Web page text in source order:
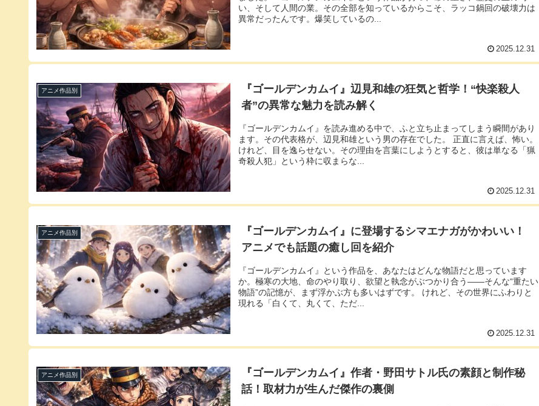
い、そして人間の業。その全部を知っているからこそ、ラッコ鍋回の破壊力は
異常だったんです。爆笑しているの...
2025.12.31
アニメ作品別
『ゴールデンカムイ』辺見和雄の狂気と哲学！“快楽殺人
者”の異常な魅力を読み解く
『ゴールデンカムイ』を読み進める中で、ふと立ち止まってしまう瞬間があり
ます。その代表格が、辺見和雄という男の存在でした。 正直に言えば、怖い。
けれど、目を逸らせない。その理由を言葉にしようとすると、彼は単なる「猟
奇殺人犯」という枠に収まらな...
2025.12.31
アニメ作品別
『ゴールデンカムイ』に登場するシマエナガがかわいい！
アニメでも話題の癒し回を紹介
『ゴールデンカムイ』という作品を、あなたはどんな物語だと思っています
か。極寒の大地、命のやり取り、欲望と執念がぶつかり合う――そんな“重たい
物語”の記憶が、まず浮かぶ方も多いはずです。 けれど、その世界にふわりと
現れる「白くて、丸くて、ただ...
2025.12.31
アニメ作品別
『ゴールデンカムイ』作者・野田サトル氏の素顔と制作秘
話！取材力が生んだ傑作の裏側